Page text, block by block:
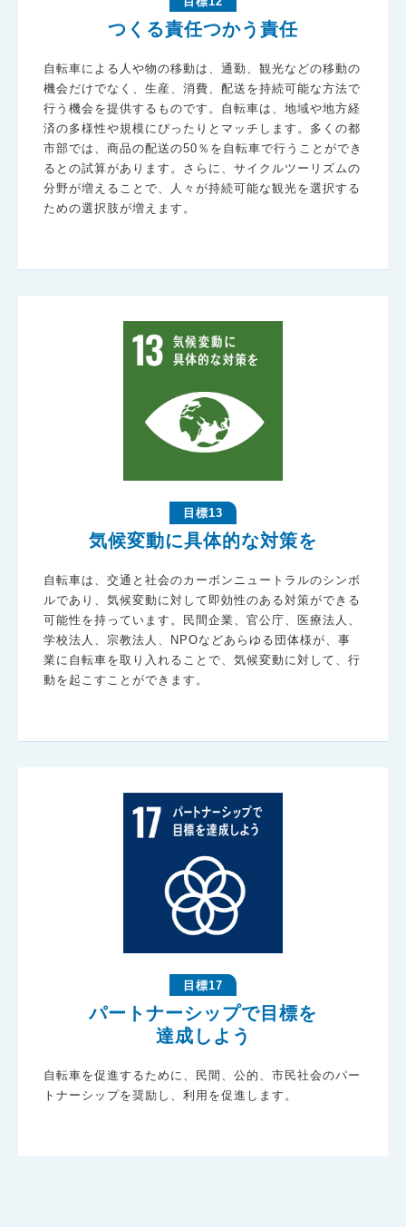
つくる責任つかう責任
自転車による人や物の移動は、通勤、観光などの移動の
機会だけでなく、生産、消費、配送を持続可能な方法で
行う機会を提供するものです。自転車は、地域や地方経
済の多様性や規模にぴったりとマッチします。多くの都
市部では、商品の配送の50％を自転車で行うことができ
るとの試算があります。さらに、サイクルツーリズムの
分野が増えることで、人々が持続可能な観光を選択する
ための選択肢が増えます。
目標13
気候変動に具体的な対策を
自転車は、交通と社会のカーボンニュートラルのシンボ
ルであり、気候変動に対して即効性のある対策ができる
可能性を持っています。民間企業、官公庁、医療法人、
学校法人、宗教法人、NPOなどあらゆる団体様が、事
業に自転車を取り入れることで、気候変動に対して、行
動を起こすことができます。
目標17
パートナーシップで目標を
達成しよう
自転車を促進するために、民間、公的、市民社会のパー
トナーシップを奨励し、利用を促進します。